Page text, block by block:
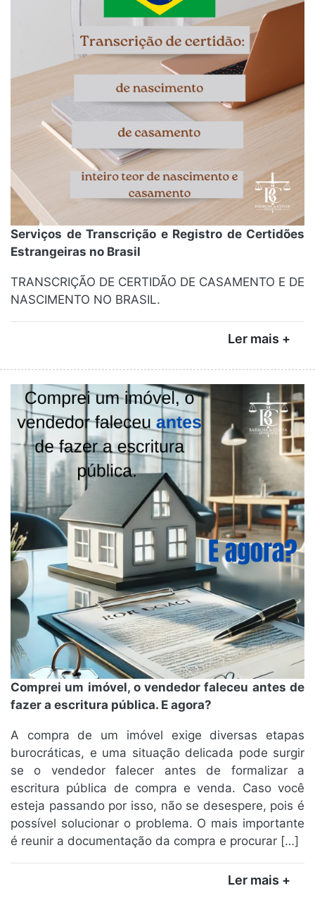
Serviços de Transcrição e Registro de Certidões
Estrangeiras no Brasil
TRANSCRIÇÃO DE CERTIDÃO DE CASAMENTO E DE
NASCIMENTO NO BRASIL.
Ler mais +
Comprei um imóvel, o vendedor faleceu antes de
fazer a escritura pública. E agora?
A compra de um imóvel exige diversas etapas
burocráticas, e uma situação delicada pode surgir
se o vendedor falecer antes de formalizar a
escritura pública de compra e venda. Caso você
esteja passando por isso, não se desespere, pois é
possível solucionar o problema. O mais importante
é reunir a documentação da compra e procurar […]
Ler mais +